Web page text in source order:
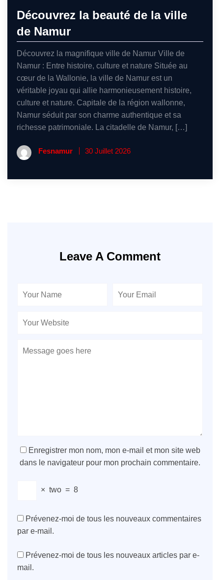
Découvrez la beauté de la ville
de Namur
Découvrez la magnifique ville de Namur Ville de
Namur : Entre histoire, culture et nature Située au
cœur de la Wallonie, la ville de Namur est un
véritable joyau qui allie harmonieusement histoire,
culture et nature. Capitale de la région wallonne,
Namur séduit par son charme authentique et sa
richesse patrimoniale. La citadelle de Namur, […]
Fesnamur 30 Juillet 2026
Leave A Comment
Enregistrer mon nom, mon e-mail et mon site web
dans le navigateur pour mon prochain commentaire.
× two = 8
Prévenez-moi de tous les nouveaux commentaires
par e-mail.
Prévenez-moi de tous les nouveaux articles par e-
mail.